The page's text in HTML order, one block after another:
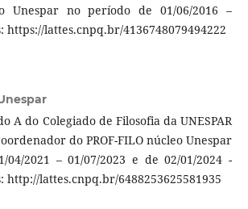
Unespar no período de 01/06/2016 –
https://lattes.cnpq.br/4136748079494222
A do Colegiado de Filosofia da UNESPAR
do PROF-FILO núcleo Unespar
2021 – 01/07/2023 e de 02/01/2024 -
http://lattes.cnpq.br/6488253625581935